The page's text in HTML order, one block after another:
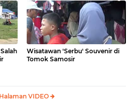
Wisatawan 'Serbu' Souvenir di
Tomok Samosir
VIDEO